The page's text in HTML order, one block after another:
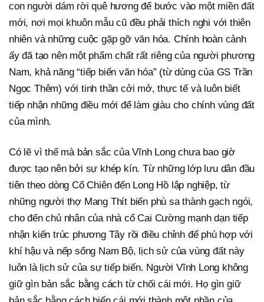
con người dám rời quê hương để bước vào một miền đất
mới, nơi mọi khuôn mẫu cũ đều phải thích nghi với thiên
nhiên và những cuộc gặp gỡ văn hóa. Chính hoàn cảnh
ấy đã tạo nên một phẩm chất rất riêng của người phương
Nam, khả năng “tiếp biến văn hóa” (từ dùng của GS Trần
Ngọc Thêm) với tinh thần cởi mở, thực tế và luôn biết
tiếp nhận những điều mới để làm giàu cho chính vùng đất
của mình.
Có lẽ vì thế mà bản sắc của Vĩnh Long chưa bao giờ
được tạo nên bởi sự khép kín. Từ những lớp lưu dân đầu
tiên theo dòng Cổ Chiên đến Long Hồ lập nghiệp, từ
những người thợ Mang Thít biến phù sa thành gạch ngói,
cho đến chủ nhân của nhà cổ Cai Cường mạnh dạn tiếp
nhận kiến trúc phương Tây rồi điều chỉnh để phù hợp với
khí hậu và nếp sống Nam Bộ, lịch sử của vùng đất này
luôn là lịch sử của sự tiếp biến. Người Vĩnh Long không
giữ gìn bản sắc bằng cách từ chối cái mới. Họ gìn giữ